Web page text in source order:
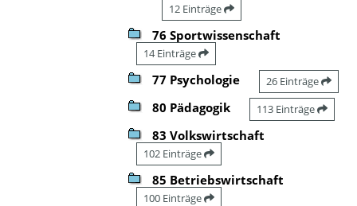
12 Einträge
76 Sportwissenschaft
14 Einträge
77 Psychologie 26 Einträge
80 Pädagogik 113 Einträge
83 Volkswirtschaft
102 Einträge
85 Betriebswirtschaft
100 Einträge